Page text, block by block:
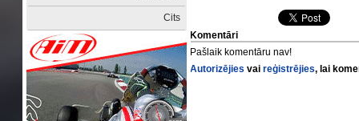
Cits
Komentāri
Pašlaik komentāru nav!
Autorizējies vaireģistrējies, lai